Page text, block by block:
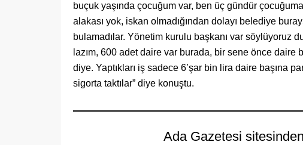
buçuk yaşında çocuğum var, ben üç gündür
alakası yok, iskan olmadığından dolayı belediye
bulamadılar. Yönetim kurulu başkanı var söylüyoruz
lazım, 600 adet daire var burada, bir sene önce daire
diye. Yaptıkları iş sadece 6’şar bin lira daire başına
sigorta taktılar” diye konuştu.
Ada Gazetesi